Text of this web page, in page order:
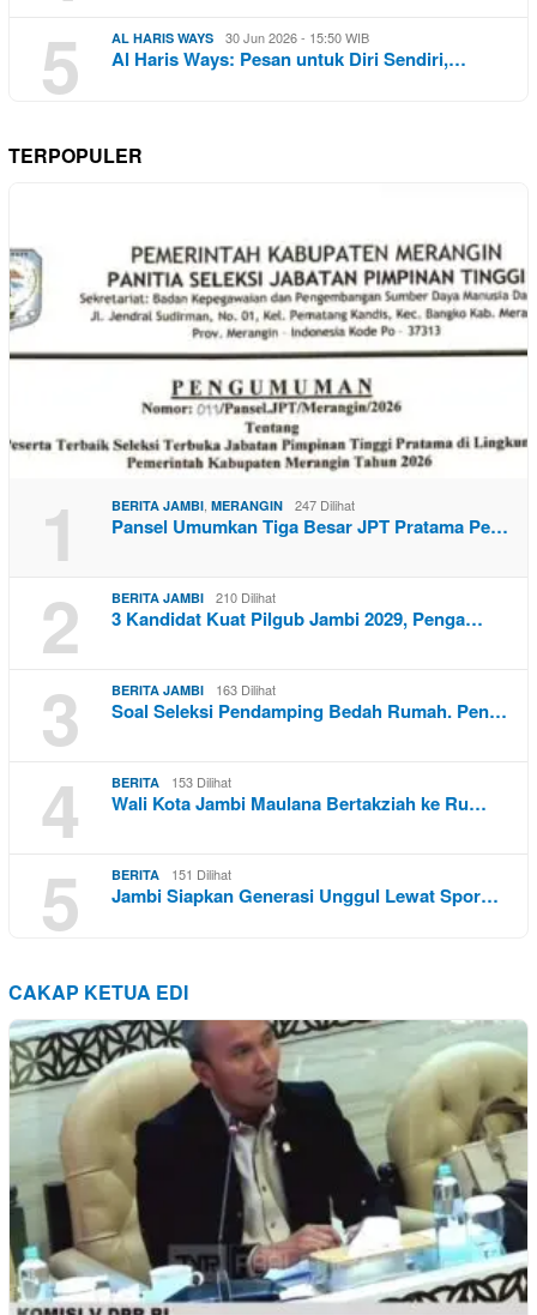
5
AL HARIS WAYS 30 Jun 2026 - 15:50 WIB
Al Haris Ways: Pesan untuk Diri Sendiri,…
TERPOPULER
1 BERITA JAMBI, MERANGIN 247 Dilihat
Pansel Umumkan Tiga Besar JPT Pratama Pe…
2 BERITA JAMBI 210 Dilihat
3 Kandidat Kuat Pilgub Jambi 2029, Penga…
3 BERITA JAMBI 163 Dilihat
Soal Seleksi Pendamping Bedah Rumah. Pen…
4 BERITA 153 Dilihat
Wali Kota Jambi Maulana Bertakziah ke Ru…
5 BERITA 151 Dilihat
Jambi Siapkan Generasi Unggul Lewat Spor…
CAKAP KETUA EDI